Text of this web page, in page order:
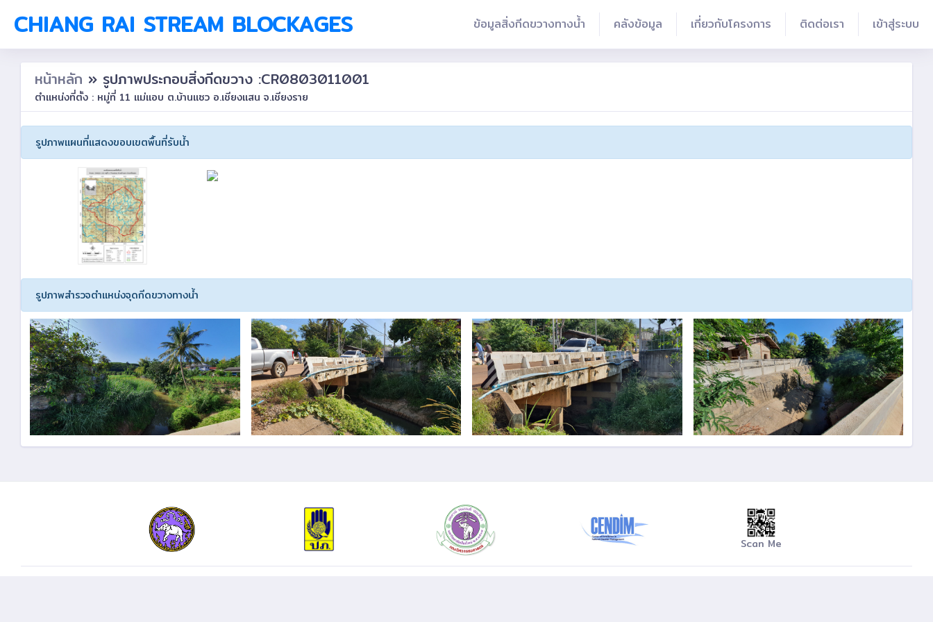
CHIANG RAI STREAM BLOCKAGES ข้อมูลสิ่งกีดขวางทางน้ำ คลังข้อมูล เกี่ยวกับโครงการ ติดต่อเรา เข้าสู่ระบบ
หน้าหลัก » รูปภาพประกอบสิ่งกีดขวาง :CR0803011001
ตำแหน่งที่ตั้ง : หมู่ที่ 11 แม่แอบ ต.บ้านแซว อ.เชียงแสน จ.เชียงราย
รูปภาพแผนที่แสดงขอบเขตพื้นที่รับน้ำ
รูปภาพสำรวจตำแหน่งจุดกีดขวางทางน้ำ
Scan Me